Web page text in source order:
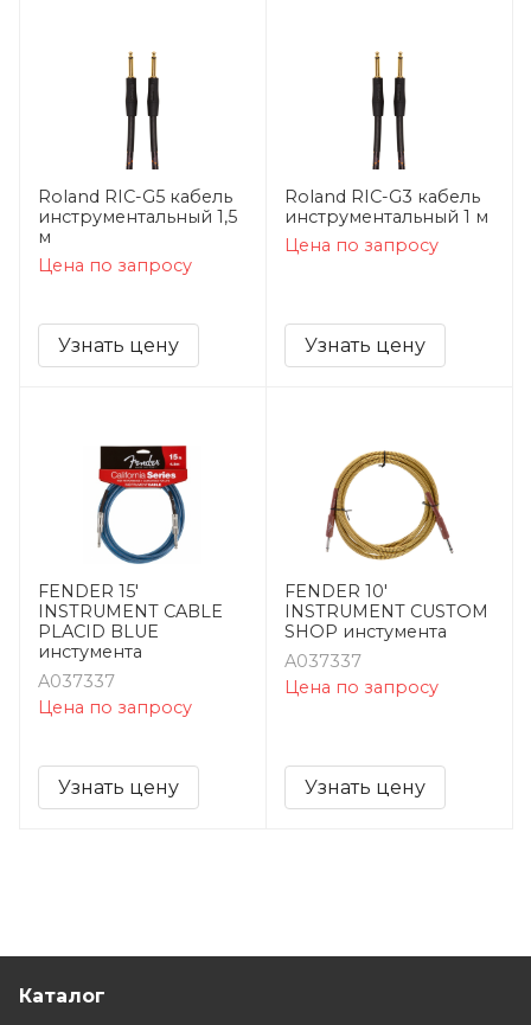
Roland RIC-G5 кабель
инструментальный 1,5
м
Цена по запросу
Узнать цену
Roland RIC-G3 кабель
инструментальный 1 м
Цена по запросу
Узнать цену
FENDER 15'
INSTRUMENT CABLE
PLACID BLUE
инстумента
A037337
Цена по запросу
Узнать цену
FENDER 10'
INSTRUMENT CUSTOM
SHOP инстумента
A037337
Цена по запросу
Узнать цену
Каталог